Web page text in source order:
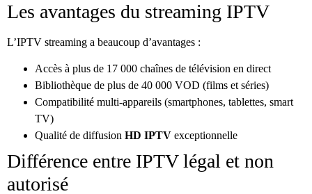
Les avantages du streaming IPTV
L’IPTV streaming a beaucoup d’avantages :
Accès à plus de 17 000 chaînes de télévision en direct
Bibliothèque de plus de 40 000 VOD (films et séries)
Compatibilité multi-appareils (smartphones, tablettes, smart
TV)
Qualité de diffusion HD IPTV exceptionnelle
Différence entre IPTV légal et non
autorisé